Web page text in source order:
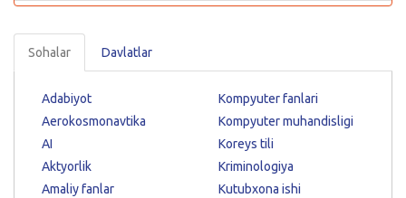
Sohalar Davlatlar
Adabiyot
Aerokosmonavtika
AI
Aktyorlik
Amaliy fanlar
Kompyuter fanlari
Kompyuter muhandisligi
Koreys tili
Kriminologiya
Kutubxona ishi